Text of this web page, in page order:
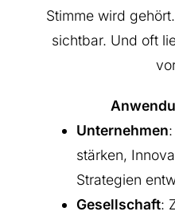
Stimme wird
sichtbar. Und oft
Unternehmen
stärken,
Strategien
Gesellschaft: